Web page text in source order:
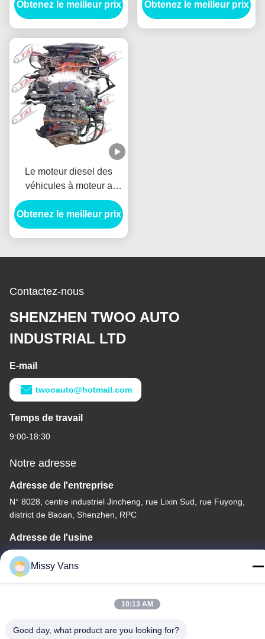
Isuzu Engine Spare Parts
Hydraulic
Obtenez le meilleur prix
FVZ CXZ 066500-3720
1-83470060-0
Obtenez le meilleur prix
Le moteur diesel des
véhicules à moteur a
utilisé le moteur 6HL1T
complet avec la boîte de
vitesse pour Isuzu
Obtenez le meilleur prix
Contactez-nous
SHENZHEN TWOO AUTO
INDUSTRIAL LTD
E-mail
twooauto@hotmail.com
Temps de travail
9:00-18:30
Notre adresse
Adresse de l'entreprise
N° 8028, centre industriel Jincheng, rue Lixin Sud, rue Fuyong,
district de Baoan, Shenzhen, RPC
Adresse de l'usine
N° 1010, rue Qiaohe Sud, Qiaotou, Fuyong, district de Bao'an,
Shenzhen, RPC
Missy Vans
10:13 AM
Good day, what product are you looking for?